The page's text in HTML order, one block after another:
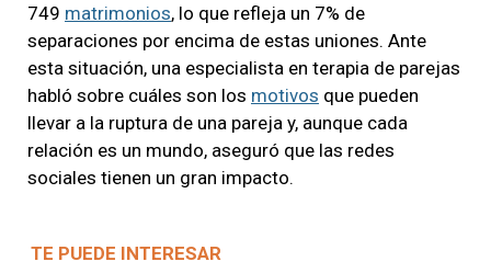
749 matrimonios, lo que refleja un 7% de
separaciones por encima de estas uniones. Ante
esta situación, una especialista en terapia de parejas
habló sobre cuáles son los motivos que pueden
llevar a la ruptura de una pareja y, aunque cada
relación es un mundo, aseguró que las redes
sociales tienen un gran impacto.
TE PUEDE INTERESAR